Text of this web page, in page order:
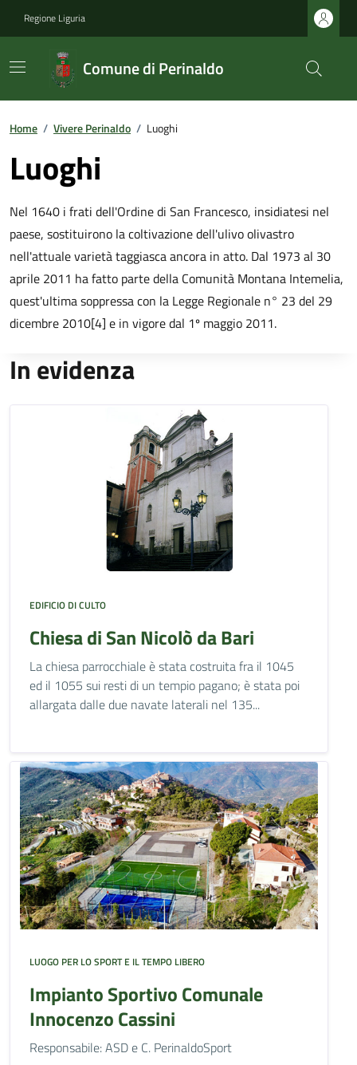
Regione Liguria
Comune di Perinaldo
Home / Vivere Perinaldo / Luoghi
Luoghi
Nel 1640 i frati dell'Ordine di San Francesco, insidiatesi nel
paese, sostituirono la coltivazione dell'ulivo olivastro
nell'attuale varietà taggiasca ancora in atto. Dal 1973 al 30
aprile 2011 ha fatto parte della Comunità Montana Intemelia,
quest'ultima soppressa con la Legge Regionale n° 23 del 29
dicembre 2010[4] e in vigore dal 1º maggio 2011.
In evidenza
EDIFICIO DI CULTO
Chiesa di San Nicolò da Bari
La chiesa parrocchiale è stata costruita fra il 1045
ed il 1055 sui resti di un tempio pagano; è stata poi
allargata dalle due navate laterali nel 135...
LUOGO PER LO SPORT E IL TEMPO LIBERO
Impianto Sportivo Comunale
Innocenzo Cassini
Responsabile: ASD e C. PerinaldoSport